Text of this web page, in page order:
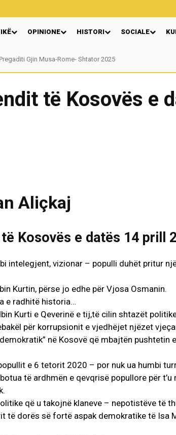
OPINIONE HISTORI SOCIALE
Pregaditi Gjin Musa-Rome- Shtator 2025
Nga: Ndue Dedaj
të Kosovës e
Aliçkaj
Kosovës e datës 14 prill
intelegjent, vizionar – populli duhët pritur
Kurtin, përse jo edhe për Vjosa Osmanin.
e radhitë historia…
Kurti e Qeverinë e tij,të cilin shtazët
për korrupsionit e vjedhëjet njëzet
në Kosovë që mbajtën pushtetin e
e 6 tetorit 2020 – por nuk ua humbi
të ardhmën e qevqrisë popullore për t’u
që u takojnë klaneve – nepotistëve të
të dorës së fortë aspak demokratike të Isa